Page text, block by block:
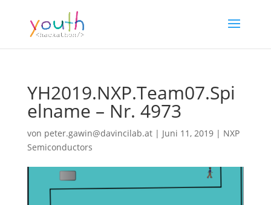
YH2019.NXP.Team07.Spi
elname – Nr. 4973
von peter.gawin@davincilab.at| Juni 11, 2019| NXP
Semiconductors